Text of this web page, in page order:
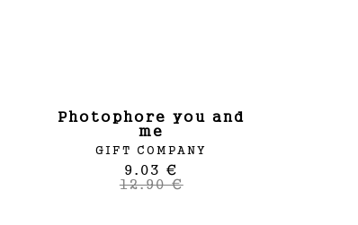
photophore you and
me
GIFT COMPANY
9.03 €
12.90 €